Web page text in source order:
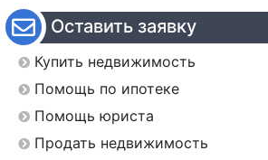
Оставить заявку
Купить недвижимость
Помощь по ипотеке
Помощь юриста
Продать недвижимость